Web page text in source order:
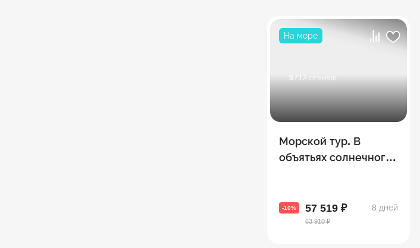
На море
5 / 13 отзывов
Морской тур. В
объятьях солнечного
-10% 57 519 ₽
63 910 ₽
8 дней